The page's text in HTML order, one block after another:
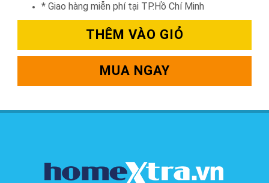
* Giao hàng miễn phí tại TP.Hồ Chí Minh
THÊM VÀO GIỎ
MUA NGAY